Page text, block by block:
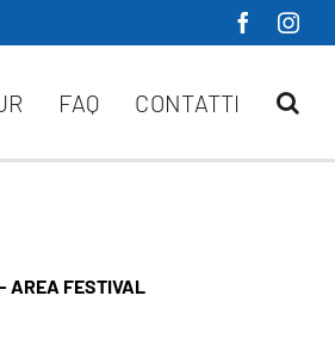
FAQ CONTATTI
AREA FESTIVAL